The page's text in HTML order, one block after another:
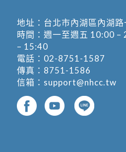
地址： 台北市內湖區內湖
時間：週一至週五 10:00
– 15:40
電話： 02-8751-1587
傳真：8751-1586
信箱： support@nhcc.tw